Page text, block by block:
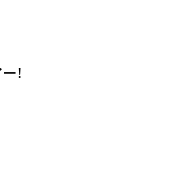
ー!